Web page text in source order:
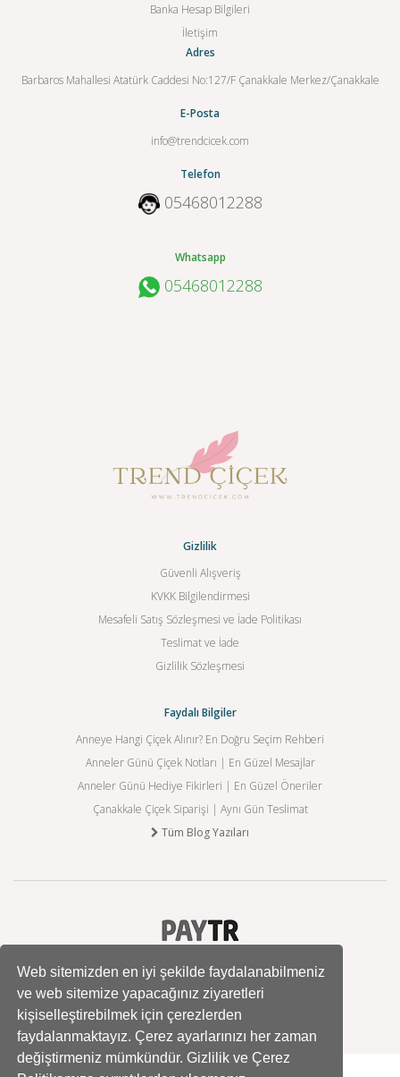
Web sitemizden en iyi şekilde faydalanabilmeniz
ve web sitemize yapacağınız ziyaretleri
kişiselleştirebilmek için çerezlerden
faydalanmaktayız. Çerez ayarlarınızı her zaman
değiştirmeniz mümkündür. Gizlilik ve Çerez
Banka Hesap Bilgileri
İletişim
Adres
Barbaros Mahallesi Atatürk Caddesi No:127/F Çanakkale Merkez/Çanakkale
E-Posta
info@trendcicek.com
Telefon
05468012288
Whatsapp
05468012288
Gizlilik
Güvenli Alışveriş
KVKK Bilgilendirmesi
Mesafeli Satış Sözleşmesi ve İade Politikası
Teslimat ve İade
Gizlilik Sözleşmesi
Faydalı Bilgiler
Anneye Hangi Çiçek Alınır? En Doğru Seçim Rehberi
Anneler Günü Çiçek Notları | En Güzel Mesajlar
Anneler Günü Hediye Fikirleri | En Güzel Öneriler
Çanakkale Çiçek Siparişi | Aynı Gün Teslimat
Tüm Blog Yazıları